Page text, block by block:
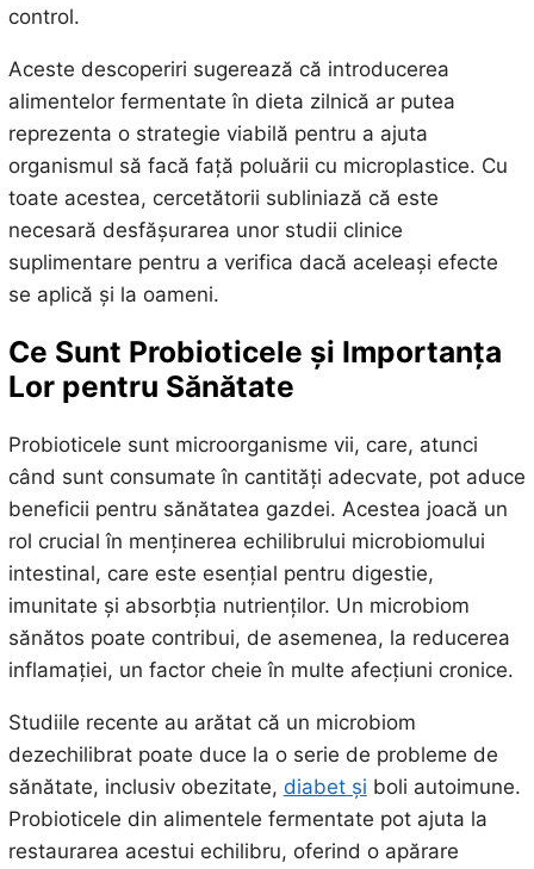
control.
Aceste descoperiri sugerează că introducerea
alimentelor fermentate în dieta zilnică ar putea
reprezenta o strategie viabilă pentru a ajuta
organismul să facă față poluării cu microplastice. Cu
toate acestea, cercetătorii subliniază că este
necesară desfășurarea unor studii clinice
suplimentare pentru a verifica dacă aceleași efecte
se aplică și la oameni.
Ce Sunt Probioticele și Importanța
Lor pentru Sănătate
Probioticele sunt microorganisme vii, care, atunci
când sunt consumate în cantități adecvate, pot aduce
beneficii pentru sănătatea gazdei. Acestea joacă un
rol crucial în menținerea echilibrului microbiomului
intestinal, care este esențial pentru digestie,
imunitate și absorbția nutrienților. Un microbiom
sănătos poate contribui, de asemenea, la reducerea
inflamației, un factor cheie în multe afecțiuni cronice.
Studiile recente au arătat că un microbiom
dezechilibrat poate duce la o serie de probleme de
sănătate, inclusiv obezitate, diabet și boli autoimune.
Probioticele din alimentele fermentate pot ajuta la
restaurarea acestui echilibru, oferind o apărare